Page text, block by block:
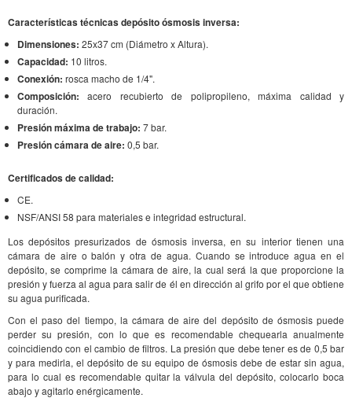
Características técnicas depósito ósmosis inversa:
Dimensiones: 25x37 cm (Diámetro x Altura).
Capacidad: 10 litros.
Conexión: rosca macho de 1/4".
Composición: acero recubierto de polipropileno, máxima calidad y
duración.
Presión máxima de trabajo: 7 bar.
Presión cámara de aire: 0,5 bar.
Certificados de calidad:
CE.
NSF/ANSI 58 para materiales e integridad estructural.
Los depósitos presurizados de ósmosis inversa, en su interior tienen una
cámara de aire o balón y otra de agua. Cuando se introduce agua en el
depósito, se comprime la cámara de aire, la cual será la que proporcione la
presión y fuerza al agua para salir de él en dirección al grifo por el que obtiene
su agua purificada.
Con el paso del tiempo, la cámara de aire del depósito de ósmosis puede
perder su presión, con lo que es recomendable chequearla anualmente
coincidiendo con el cambio de filtros. La presión que debe tener es de 0,5 bar
y para medirla, el depósito de su equipo de ósmosis debe de estar sin agua,
para lo cual es recomendable quitar la válvula del depósito, colocarlo boca
abajo y agitarlo enérgicamente.